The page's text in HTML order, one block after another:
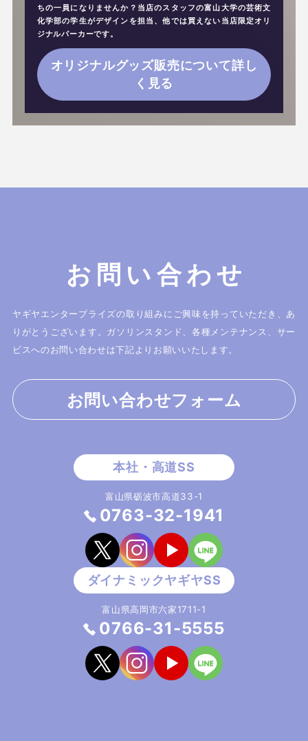
ちの一員になりませんか？当店のスタッフの富山大学の芸術文
化学部の学生がデザインを担当、他では買えない当店限定オリ
ジナルパーカーです。
オリジナルグッズ販売について詳し
く見る
お問い合わせ
ヤギヤエンタープライズの取り組みにご興味を持っていただき、あ
りがとうございます。
ガソリンスタンド、各種メンテナンス、サー
ビスへのお問い合わせは下記よりお願いいたします。
お問い合わせフォーム
富山県砺波市高道33-1
0763-32-1941
富山県高岡市六家1711-1
0766-31-5555